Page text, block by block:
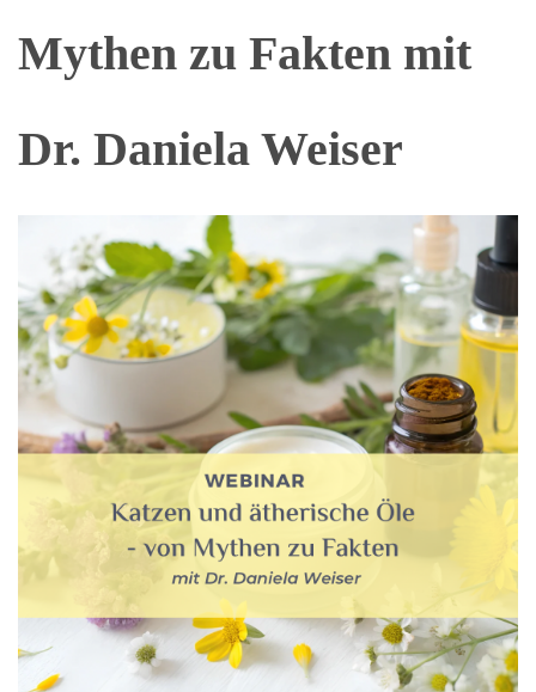
Mythen zu Fakten mit
Dr. Daniela Weiser